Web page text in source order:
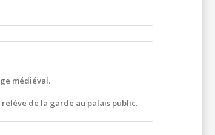
médiéval.
relève de la garde au palais public.